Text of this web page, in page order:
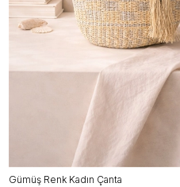
Gümüş Renk Kadın Çanta